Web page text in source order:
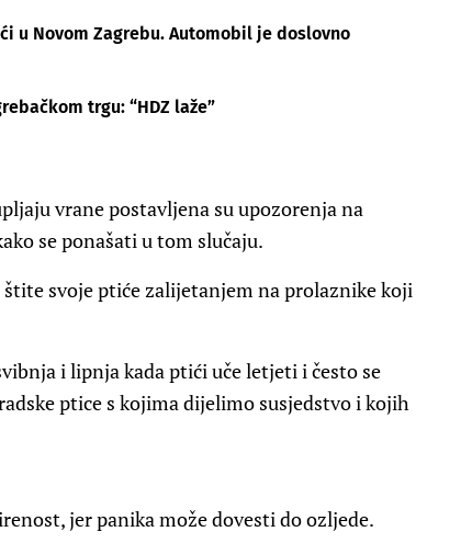
u Novom Zagrebu. Automobil je doslovno
trgu: “HDZ laže”
vrane postavljena su upozorenja na
se ponašati u tom slučaju.
svoje ptiće zalijetanjem na prolaznike koji
i lipnja kada ptići uče letjeti i često se
ptice s kojima dijelimo susjedstvo i kojih
jer panika može dovesti do ozljede.